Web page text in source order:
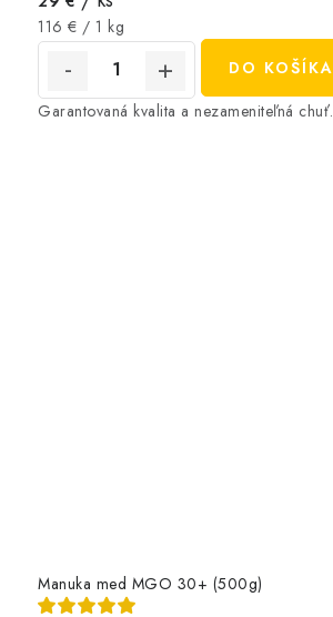
Jednotková
cena:
116 € / 1 kg
DO KOŠÍKA
Garantovaná kvalita a nezameniteľná chuť.
Manuka med MGO 30+ (500g)